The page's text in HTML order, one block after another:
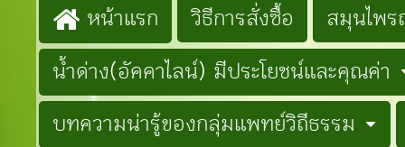
หน้าแรก วิธีการสั่งซื้อ
สมุนไพ
น้ำด่าง(อัคคาไลน์) มีประโยชน์และคุณค่า
บทความน่ารู้ของกลุ่มแพทย์วิถีธรรม